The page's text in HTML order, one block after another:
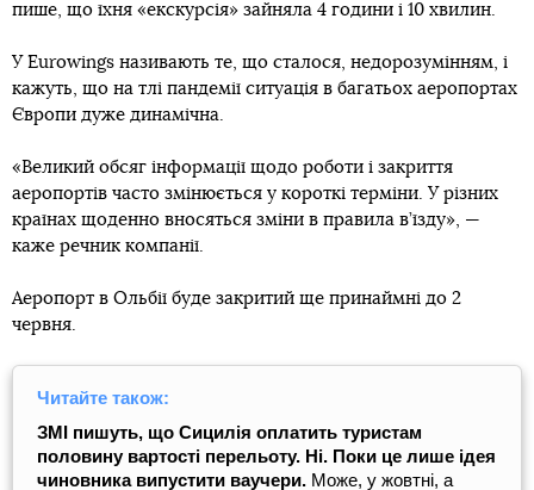
пише, що їхня «екскурсія» зайняла 4 години і 10 хвилин.
У Eurowings називають те, що сталося, недорозумінням, і
кажуть, що на тлі пандемії ситуація в багатьох аеропортах
Європи дуже динамічна.
«Великий обсяг інформації щодо роботи і закриття
аеропортів часто змінюється у короткі терміни. У різних
країнах щоденно вносяться зміни в правила в’їзду», —
каже речник компанії.
Аеропорт в Ольбії буде закритий ще принаймні до 2
червня.
Читайте також:
ЗМІ пишуть, що Сицилія оплатить туристам
половину вартості перельоту. Ні. Поки це лише ідея
чиновника випустити ваучери. Може, у жовтні, а